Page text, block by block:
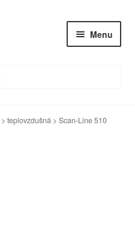
Menu
>teplovzdušná > Scan-Line 510